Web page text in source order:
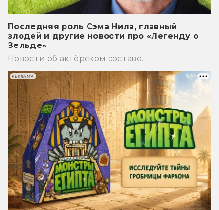
Последняя роль Сэма Нила, главный
злодей и другие новости про «Легенду о
Зельде»
Новости об актёрском составе.
РЕКЛАМА